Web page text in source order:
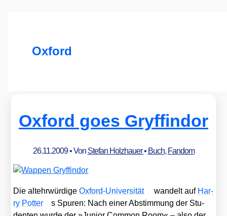
Oxford
Oxford goes Gryffindor
26.11.2009• Von Stefan Holzhauer• Buch, Fandom
Die alt­ehr­wür­di­geOxford-Uni­ver­si­tät wan­delt auf Har­
ry Pot­ter
s Spu­ren: Nach einer Abstim­mung der Stu­